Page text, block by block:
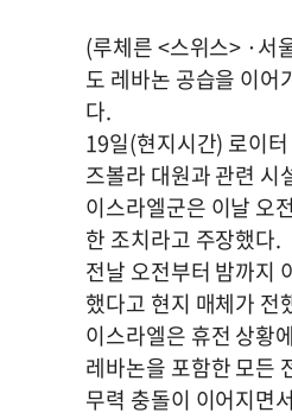
(루체른 <스위스> ·서
도 레바논 공습을 이어
다.
19일(현지시간) 로이
즈볼라 대원과 관련 시
이스라엘군은 이날 오
한 조치라고 주장했다.
전날 오전부터 밤까지
했다고 현지 매체가 전
이스라엘은 휴전 상황
레바논을 포함한 모든
무력 충돌이 이어지면